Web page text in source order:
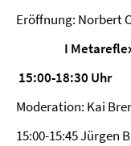
Eröffnung: Norbert
I
15:00-18:30 Uhr
Moderation: Kai
15:00-15:45 Jürgen